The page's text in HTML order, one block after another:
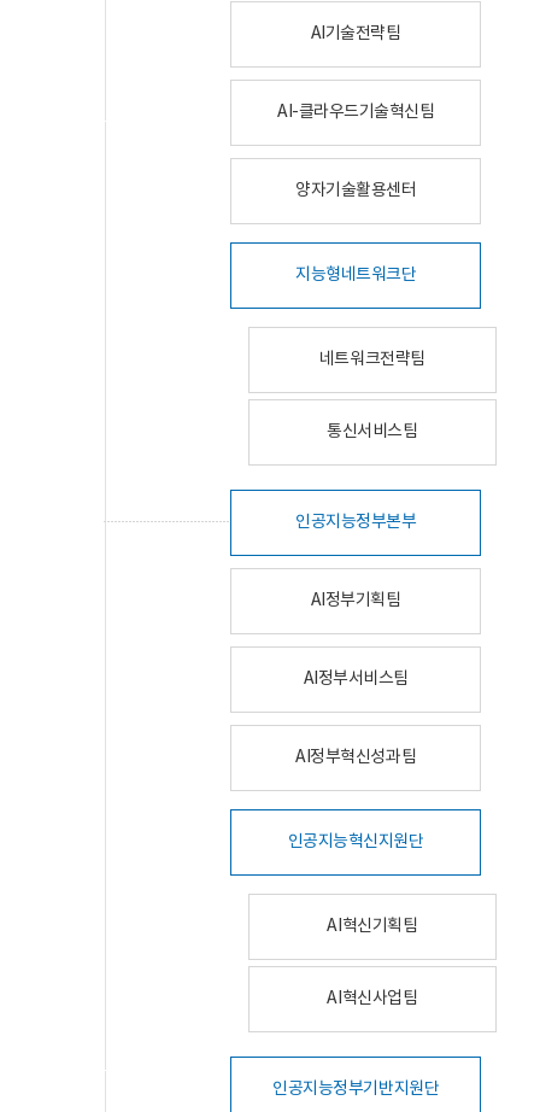
AI기술전략팀
AI-클라우드기술혁신팀
양자기술활용센터
지능형네트워크단
네트워크전략팀
통신서비스팀
인공지능정부본부
AI정부기획팀
AI정부서비스팀
AI정부혁신성과팀
인공지능혁신지원단
AI혁신기획팀
AI혁신사업팀
인공지능정부기반지원단